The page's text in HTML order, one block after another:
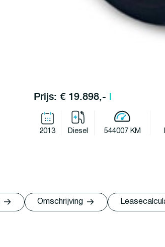
Prijs: € 19.898,- l
2013 Diesel 544007 KM
Omschrijving